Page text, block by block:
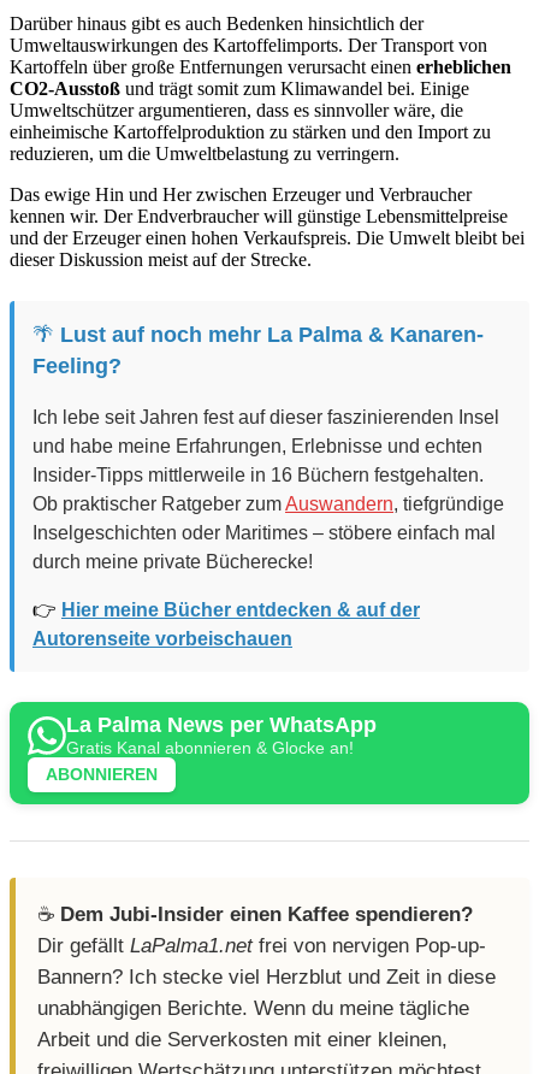
Darüber hinaus gibt es auch Bedenken hinsichtlich der
Umweltauswirkungen des Kartoffelimports. Der Transport von
Kartoffeln über große Entfernungen verursacht einen erheblichen
CO2-Ausstoß und trägt somit zum Klimawandel bei. Einige
Umweltschützer argumentieren, dass es sinnvoller wäre, die
einheimische Kartoffelproduktion zu stärken und den Import zu
reduzieren, um die Umweltbelastung zu verringern.
Das ewige Hin und Her zwischen Erzeuger und Verbraucher
kennen wir. Der Endverbraucher will günstige Lebensmittelpreise
und der Erzeuger einen hohen Verkaufspreis. Die Umwelt bleibt bei
dieser Diskussion meist auf der Strecke.
🌴 Lust auf noch mehr La Palma & Kanaren-
Feeling?
Ich lebe seit Jahren fest auf dieser faszinierenden Insel
und habe meine Erfahrungen, Erlebnisse und echten
Insider-Tipps mittlerweile in 16 Büchern festgehalten.
Ob praktischer Ratgeber zumAuswandern, tiefgründige
Inselgeschichten oder Maritimes – stöbere einfach mal
durch meine private Bücherecke!
👉 Hier meine Bücher entdecken & auf der
Autorenseite vorbeischauen
La Palma News per WhatsApp
Gratis Kanal abonnieren & Glocke an!
ABONNIEREN
☕️ Dem Jubi-Insider einen Kaffee spendieren?
Dir gefällt LaPalma1.netfrei von nervigen Pop-up-
Bannern? Ich stecke viel Herzblut und Zeit in diese
unabhängigen Berichte. Wenn du meine tägliche
Arbeit und die Serverkosten mit einer kleinen,